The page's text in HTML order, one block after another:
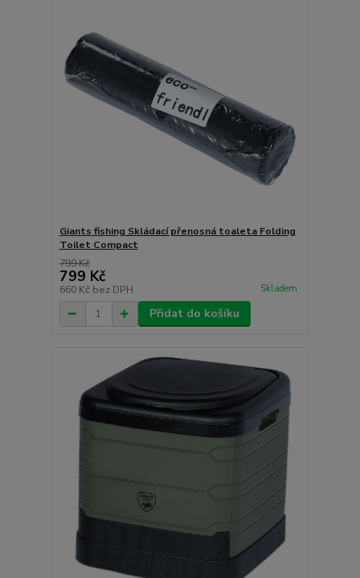
Giants fishing Skládací přenosná toaleta Folding
Toilet Compact
799 Kč
799 Kč
660 Kč bez DPH Skladem
Přidat do košíku